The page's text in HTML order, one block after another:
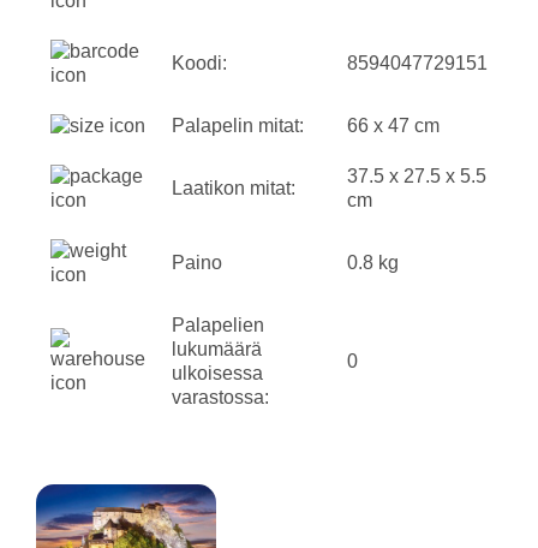
Koodi: 8594047729151
Palapelin mitat: 66 x 47 cm
Laatikon mitat:
37.5 x 27.5 x 5.5
cm
Paino 0.8 kg
Palapelien
lukumäärä
ulkoisessa
varastossa:
0